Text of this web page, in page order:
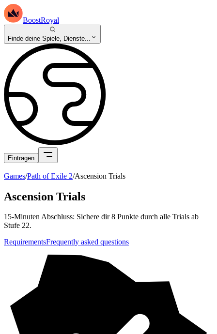
BoostRoyal
Finde deine Spiele, Dienste...
Eintragen
Games/Path of Exile 2/Ascension Trials
Ascension Trials
15-Minuten Abschluss: Sichere dir 8 Punkte durch alle Trials ab
Stufe 22.
RequirementsFrequently asked questions